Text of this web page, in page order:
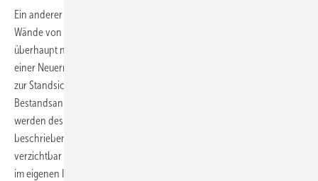
Ein anderer Aspekt sind Beurteilungskriterien zur Standsicherheit der
Wände von gemauerten Rückhalteinrichtungen. Soweit heute
überhaupt noch eine Rückhalteeinrichtung gemauert würde, wäre bei
einer Neuerrichtung nach TRwS 791-1 ein rechnerischer Nachweis
zur Standsicherheit nichttragender Wände zu erbringen. Die ist bei
Bestandsanlagen nachträglich fast unmöglich. In der TRwS 791-2
werden deshalb Mindestanforderungen an die Bauausführung
beschrieben, die einen nachträglichen Nachweis der Standsicherheit
verzichtbar machen. Dies bedeutet aber auch, dass ein Fachbetrieb
im eigenen Interesse den Betreiber auf die mangelnde